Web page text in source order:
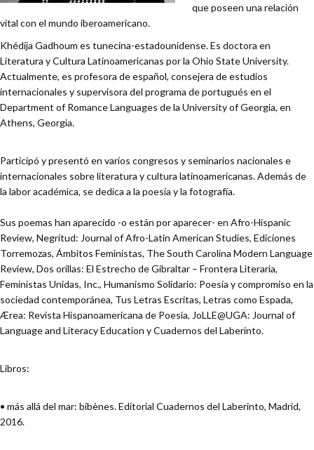
que poseen una relación
vital con el mundo iberoamericano.
Khédija Gadhoum es tunecina-estadounidense. Es doctora en
Literatura y Cultura Latinoamericanas por la Ohio State University.
Actualmente, es profesora de español, consejera de estudios
internacionales y supervisora del programa de portugués en el
Department of Romance Languages de la University of Georgia, en
Athens, Georgia.
Participó y presentó en varios congresos y seminarios nacionales e
internacionales sobre literatura y cultura latinoamericanas. Además de
la labor académica, se dedica a la poesía y la fotografía.
Sus poemas han aparecido -o están por aparecer- en Afro-Hispanic
Review, Negritud: Journal of Afro-Latin American Studies, Ediciones
Torremozas, Ámbitos Feministas, The South Carolina Modern Language
Review, Dos orillas: El Estrecho de Gibraltar – Frontera Literaria,
Feministas Unidas, Inc., Humanismo Solidario: Poesía y compromiso en la
sociedad contemporánea, Tus Letras Escritas, Letras como Espada,
Ærea: Revista Hispanoamericana de Poesía, JoLLE@UGA: Journal of
Language and Literacy Education y Cuadernos del Laberinto.
Libros:
• más allá del mar: bibènes. Editorial Cuadernos del Laberinto, Madrid,
2016.